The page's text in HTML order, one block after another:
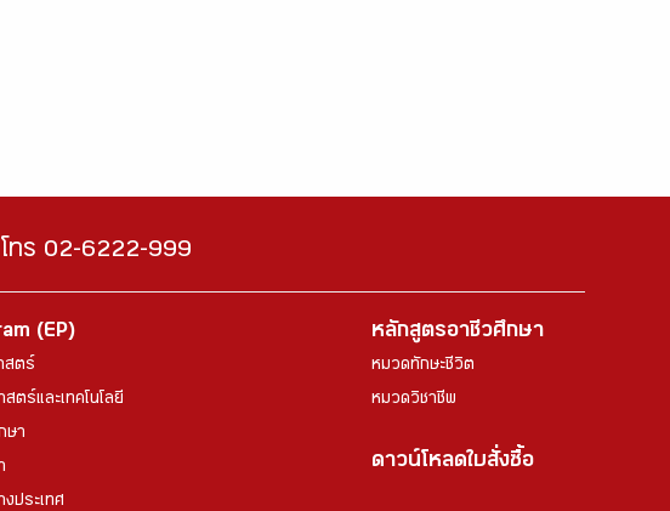
ทร 02-6222-999
(EP)
สตร์
ตร์และเทคโนโลยี
ษา
ประเทศ
หลักสูตรอาชีวศึกษา
หมวดทักษะชีวิต
หมวดวิชาชีพ
ดาวน์โหลดใบสั่งซื้อ